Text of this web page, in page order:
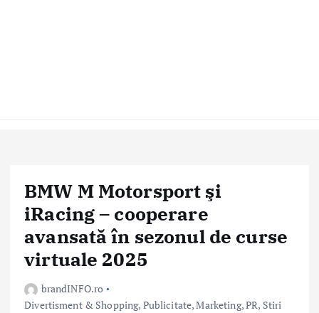
BMW M Motorsport şi
iRacing – cooperare
avansată în sezonul de curse
virtuale 2025
brandINFO.ro
Divertisment & Shopping, Publicitate, Marketing, PR, Stiri